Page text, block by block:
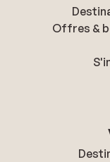
Offres &